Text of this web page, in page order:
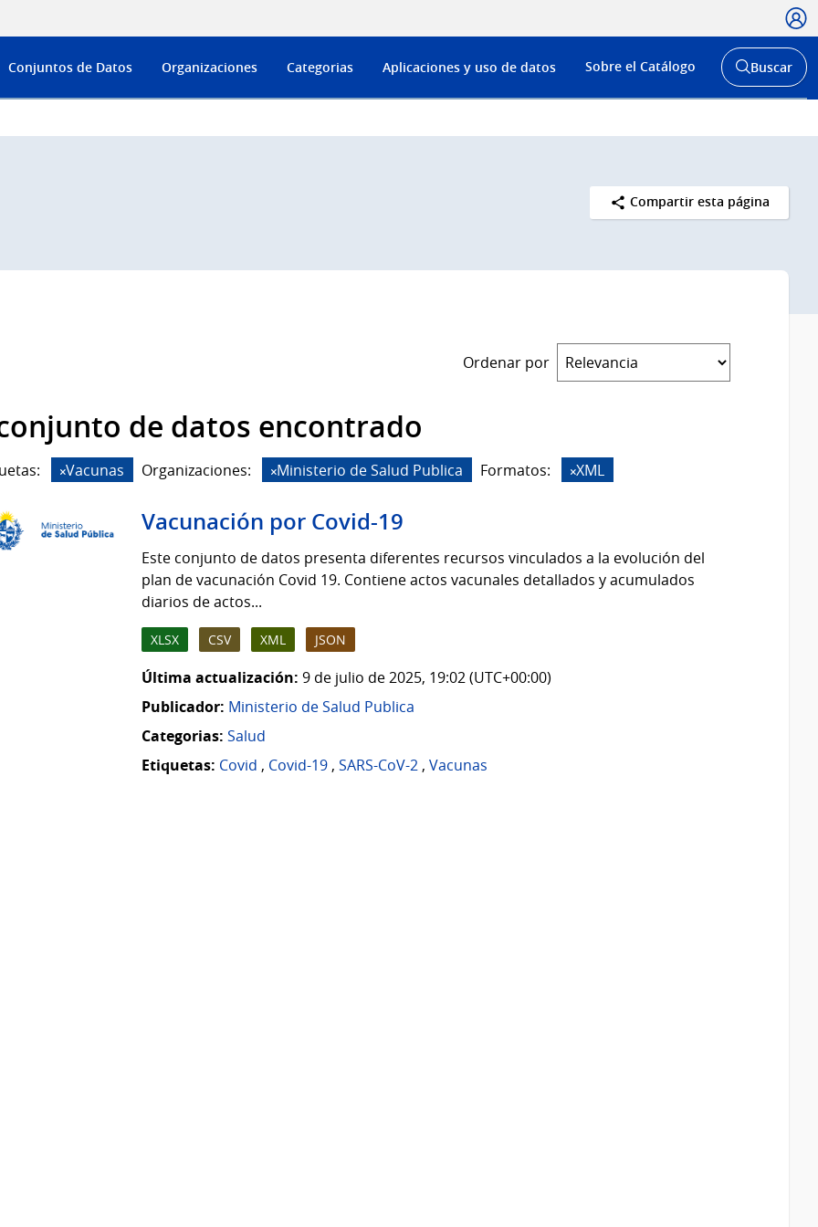
Menú
de
Conjuntos de Datos Organizaciones Categorias Aplicaciones y uso de datos Sobre el Catálogo
Abrir
buscador
Buscar
Compartir esta página
Ordenar por
de datos encontrado
Vacunas Organizaciones: Ministerio de Salud Publica Formatos: XML
Vacunación por Covid-19
Este conjunto de datos presenta diferentes recursos vinculados a la evolución del
plan de vacunación Covid 19. Contiene actos vacunales detallados y acumulados
diarios de actos...
XLSX CSV XML JSON
Última actualización: 9 de julio de 2025, 19:02 (UTC+00:00)
Publicador: Ministerio de Salud Publica
Categorias: Salud
Etiquetas: Covid , Covid-19, SARS-CoV-2, Vacunas